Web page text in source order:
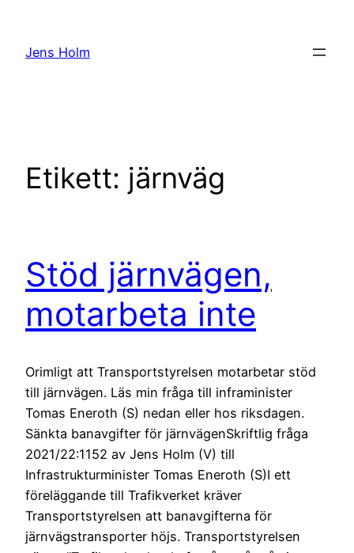
innehåll
Jens Holm
Etikett: järnväg
Stöd järnvägen,
motarbeta inte
Orimligt att Transportstyrelsen motarbetar stöd
till järnvägen. Läs min fråga till inframinister
Tomas Eneroth (S) nedan eller hos riksdagen.
Sänkta banavgifter för järnvägenSkriftlig fråga
2021/22:1152 av Jens Holm (V) till
Infrastrukturminister Tomas Eneroth (S)I ett
föreläggande till Trafikverket kräver
Transportstyrelsen att banavgifterna för
järnvägstransporter höjs. Transportstyrelsen